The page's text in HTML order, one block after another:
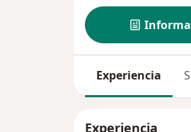
Experiencia
Experiencia